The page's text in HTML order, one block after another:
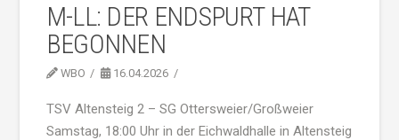
M-LL: DER ENDSPURT HAT
BEGONNEN
WBO 16.04.2026
TSV Altensteig 2 – SG Ottersweier/Großweier
Samstag, 18:00 Uhr in der Eichwaldhalle in Altensteig